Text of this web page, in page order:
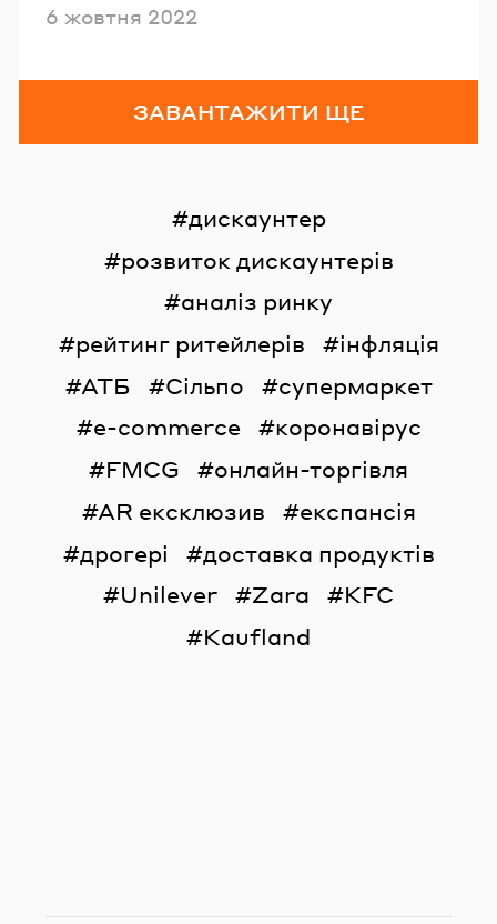
Опубліковано
6 жовтня 2022
ЗАВАНТАЖИТИ ЩЕ
дискаунтер
розвиток дискаунтерів
аналіз ринку
рейтинг ритейлерів
інфляція
АТБ
Сільпо
супермаркет
e-commerce
коронавірус
FMCG
онлайн-торгівля
AR ексклюзив
експансія
дрогері
доставка продуктів
Unilever
Zara
KFC
Kaufland